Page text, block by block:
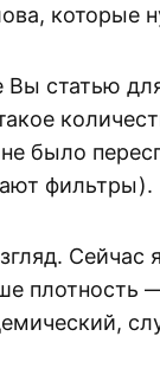
которые
статью
не было
фильтры).
плотность